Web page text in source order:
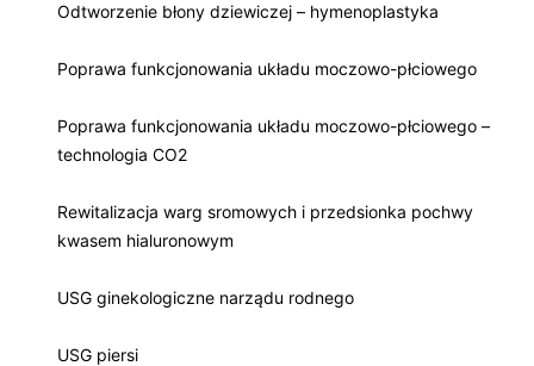
Odtworzenie błony dziewiczej – hymenoplastyka
Poprawa funkcjonowania układu moczowo-płciowego
Poprawa funkcjonowania układu moczowo-płciowego –
technologia CO2
Rewitalizacja warg sromowych i przedsionka pochwy
kwasem hialuronowym
USG ginekologiczne narządu rodnego
USG piersi